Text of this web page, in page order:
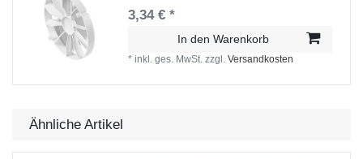
3,34 € *
In den Warenkorb
*inkl. ges. MwSt. zzgl.Versandkosten
Ähnliche Artikel